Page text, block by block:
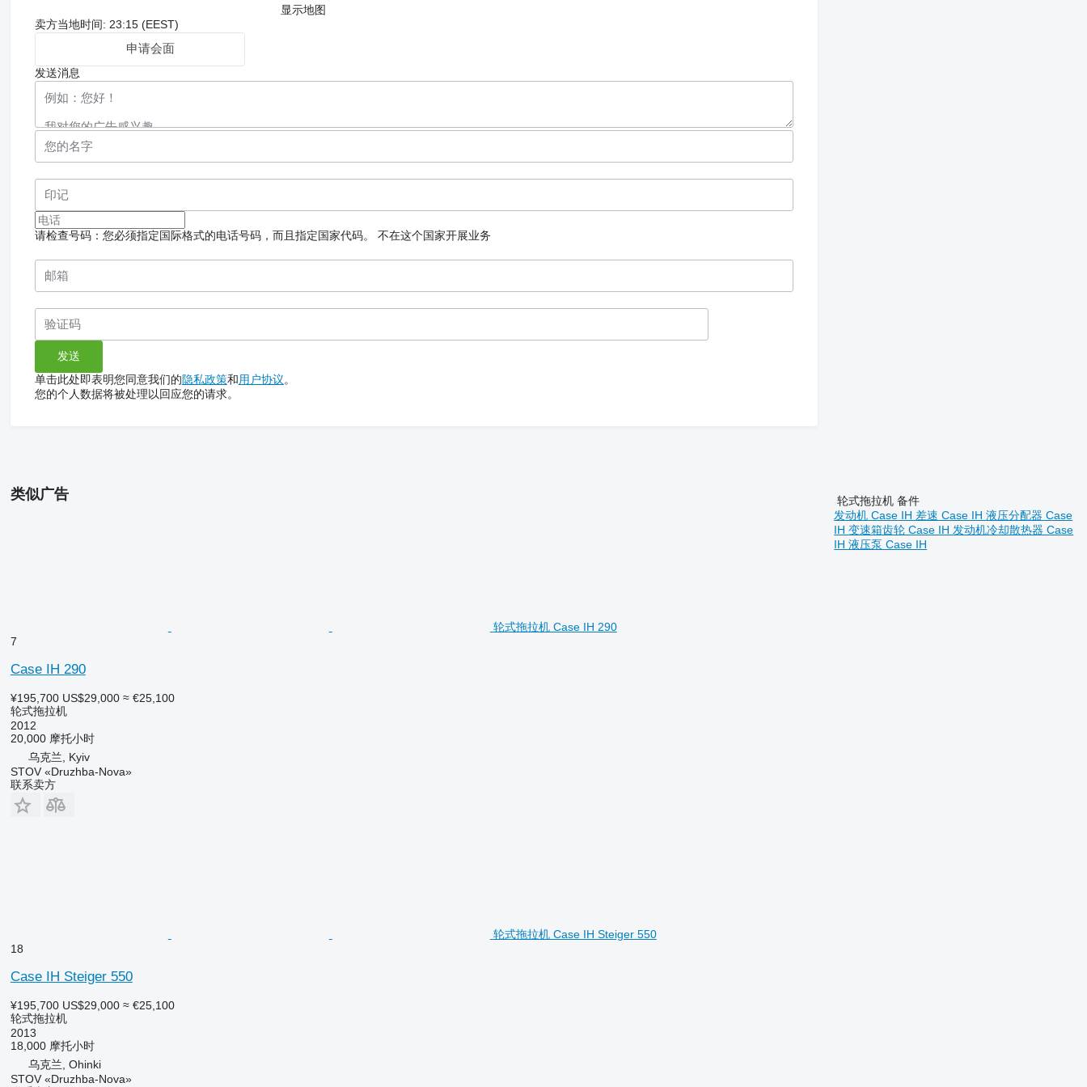
显示地图
卖方当地时间: 23:15 (EEST)
申请会面
发送消息
请检查号码：您必须指定国际格式的电话号码，而且指定国家代码。 不在这个国家开展业务
单击此处即表明您同意我们的隐私政策和用户协议。
您的个人数据将被处理以回应您的请求。
类似广告
轮式拖拉机 Case IH 290
7
Case IH 290
¥195,700 US$29,000 ≈ €25,100
轮式拖拉机
2012
20,000 摩托小时
乌克兰, Kyiv
STOV «Druzhba-Nova»
联系卖方
轮式拖拉机 Case IH Steiger 550
18
Case IH Steiger 550
¥195,700 US$29,000 ≈ €25,100
轮式拖拉机
2013
18,000 摩托小时
乌克兰, Ohinki
STOV «Druzhba-Nova»
轮式拖拉机 备件
发动机 Case IH 差速 Case IH液压分配器 Case
IH变速箱齿轮 Case IH 发动机冷却散热器 Case
IH液压泵 Case IH